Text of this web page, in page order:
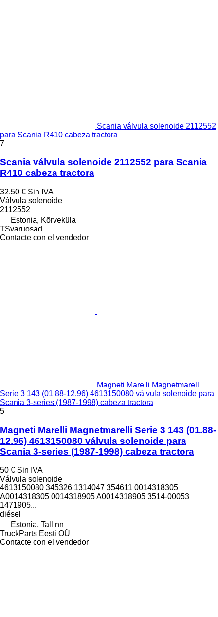
Scania válvula solenoide 2112552
para Scania R410 cabeza tractora
7
Scania válvula solenoide 2112552 para Scania
R410 cabeza tractora
32,50 € Sin IVA
Válvula solenoide
2112552
Estonia, Kõrveküla
TSvaruosad
Contacte con el vendedor
Magneti Marelli Magnetmarelli
Serie 3 143 (01.88-12.96) 4613150080 válvula solenoide para
Scania 3-series (1987-1998) cabeza tractora
5
Magneti Marelli Magnetmarelli Serie 3 143 (01.88-
12.96) 4613150080 válvula solenoide para
Scania 3-series (1987-1998) cabeza tractora
50 € Sin IVA
Válvula solenoide
4613150080 345326 1314047 354611 0014318305
A0014318305 0014318905 A0014318905 3514-00053
1471905...
diésel
Estonia, Tallinn
TruckParts Eesti OÜ
Contacte con el vendedor